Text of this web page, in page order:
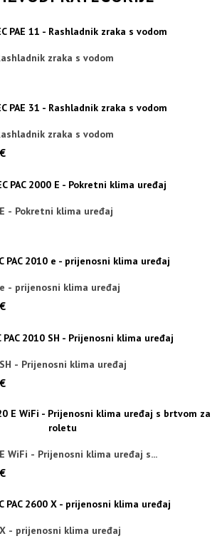
zraka s vodom
zraka s vodom
E - Pokretni klima uređaj
e - prijenosni klima uređaj
SH - Prijenosni klima uređaj
E WiFi - Prijenosni klima uređaj s...
X - prijenosni klima uređaj